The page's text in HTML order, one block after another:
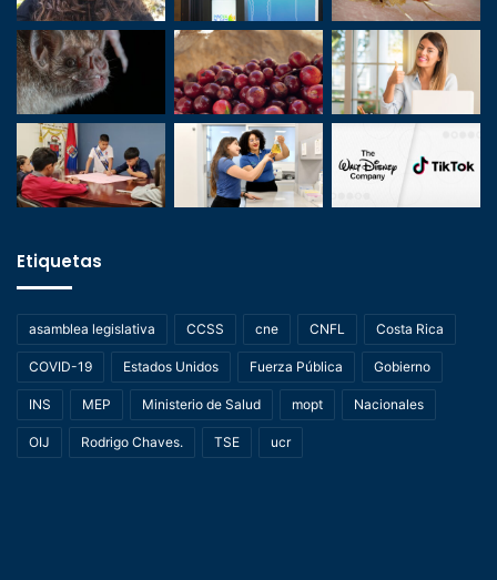
Etiquetas
asamblea legislativa CCSS cne CNFL Costa Rica
COVID-19 Estados Unidos Fuerza Pública Gobierno
INS MEP Ministerio de Salud mopt Nacionales
OIJ Rodrigo Chaves. TSE ucr